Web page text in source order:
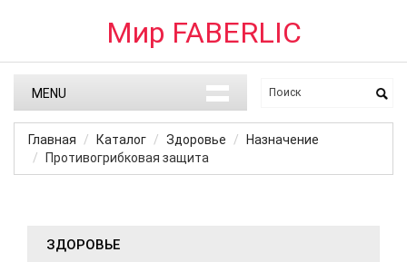
Мир FABERLIC
MENU
Главная Каталог Здоровье
Назначение
Противогрибковая защита
ЗДОРОВЬЕ